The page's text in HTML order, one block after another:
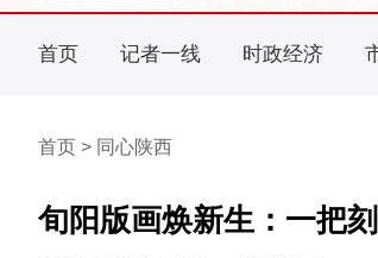
首页 记者一线 时政经济
首页 > 同心陕西
旬阳版画焕新生：一把